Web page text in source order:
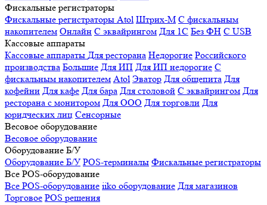
Фискальные регистраторы
Фискальные регистраторы Atol Штрих-М С фискальным
накопителем Онлайн С эквайрингом Для 1С Без ФН С USB
Кассовые аппараты
Кассовые аппараты Для ресторана Недорогие Российского
производства Большие Для ИП Для ИП недорогие С
фискальным накопителем Atol Эватор Для общепита Для
кофейни Для кафе Для бара Для столовой С эквайрингом Для
ресторана с монитором Для ООО Для торговли Для
юридческих лиц Сенсорные
Весовое оборудование
Весовое оборудование
Оборудование Б/У
Оборудование Б/У POS-терминалы Фискальные регистраторы
Все POS-оборудование
Все POS-оборудование iiko оборудование Для магазинов
Торговое POS решения